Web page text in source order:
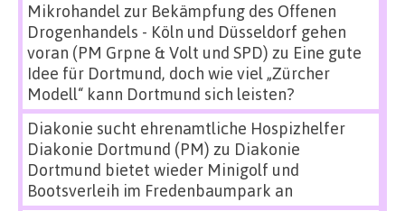
Mikrohandel zur Bekämpfung des Offenen
Drogenhandels - Köln und Düsseldorf gehen
voran (PM Grpne & Volt und SPD) zu Eine gute
Idee für Dortmund, doch wie viel „Zürcher
Modell“ kann Dortmund sich leisten?
Diakonie sucht ehrenamtliche Hospizhelfer
Diakonie Dortmund (PM) zu Diakonie
Dortmund bietet wieder Minigolf und
Bootsverleih im Fredenbaumpark an